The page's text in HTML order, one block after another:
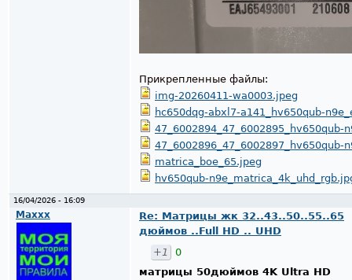
Прикрепленные файлы:
img-20260411-wa0003.jpeg
hc650dqg-abxl7-a141_hv650qub-
47_6002894_47_6002895_hv650qub-
47_6002896_47_6002897_hv650qub-
matrica_boe_65.jpeg
hv650qub-
16/04/2026 - 16:09
Maxxx
Re: Матрицы жк 32..43..50..55..65
дюймов ..Full HD .. UHD
+1
0
матрицы 50дюймов 4K Ultra HD